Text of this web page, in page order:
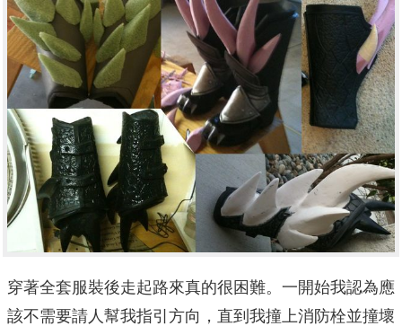
穿著全套服裝後走起路來真的很困難。一開始我認為應
該不需要請人幫我指引方向，直到我撞上消防栓並撞壞